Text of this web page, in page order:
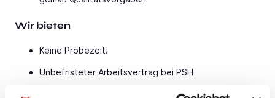
Wir bieten
Keine Probezeit!
Unbefristeter Arbeitsvertrag bei PSH